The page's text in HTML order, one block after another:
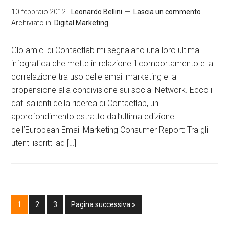
10 febbraio 2012 - Leonardo Bellini
Lascia un commento
Archiviato in: Digital Marketing
Glo amici di Contactlab mi segnalano una loro ultima
infografica che mette in relazione il comportamento e la
correlazione tra uso delle email marketing e la
propensione alla condivisione sui social Network. Ecco i
dati salienti della ricerca di Contactlab, un
approfondimento estratto dall’ultima edizione
dell’European Email Marketing Consumer Report: Tra gli
utenti iscritti ad […]
1 2 3 Pagina successiva »